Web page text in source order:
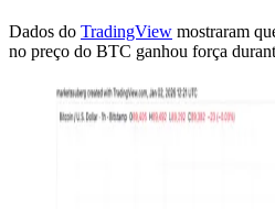
Dados do TradingView mostraram
no preço do BTC ganhou força